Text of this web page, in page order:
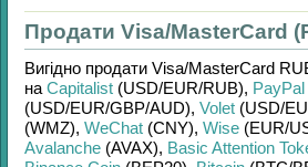
Продати Visa/MasterCard
Вигідно продати Visa/MasterCard
на Capitalist (USD/EUR/RUB), PayPal
(USD/EUR/GBP/AUD), Volet (USD/
(WMZ), WeChat (CNY), Wise (EUR/
Avalanche (AVAX), Basic Attention